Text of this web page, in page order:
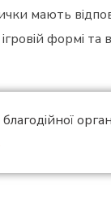
мають
формі та